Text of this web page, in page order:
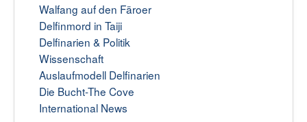
Walfang auf den Färoer
Delfinmord in Taiji
Delfinarien & Politik
Wissenschaft
Auslaufmodell Delfinarien
Die Bucht-The Cove
International News